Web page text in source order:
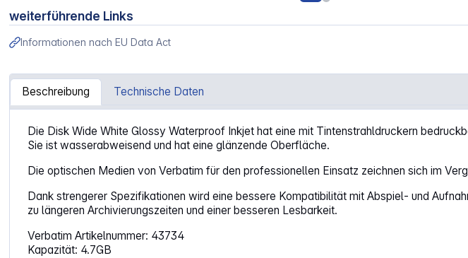
weiterführende Links
Informationen nach EU Data Act
Beschreibung Technische Daten
Artikelinformationen "1x50 Verbatim DVD-R 4,7GB 16x Wide glossy waterproof print"
Die Disk Wide White Glossy Waterproof Inkjet hat eine mit Tintenstrahldruckern
Sie ist wasserabweisend und hat eine glänzende Oberfläche.
Die optischen Medien von Verbatim für den professionellen Einsatz zeichnen sich im
Dank strengerer Spezifikationen wird eine bessere Kompatibilität mit Abspiel- und
zu längeren Archivierungszeiten und einer besseren Lesbarkeit.
Verbatim Artikelnummer: 43734
Kapazität: 4.7GB